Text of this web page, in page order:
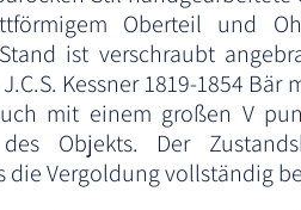
Oberteil und
ist verschraubt
Kessner 1819-1854 Bär
mit einem großen V
Objekts. Der
die Vergoldung vollständig